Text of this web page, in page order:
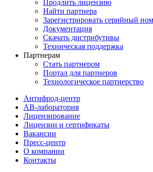
Продлить лицензию
Найти партнера
Зарегистрировать серийный
Документация
Скачать дистрибутивы
Техническая поддержка
Партнерам
Стать партнером
Портал для партнеров
Технологическое партнерство
Антифрод-центр
АВ-лаборатория
Лицензирование
Лицензии и сертификаты
Вакансии
Пресс-центр
О компании
Контакты